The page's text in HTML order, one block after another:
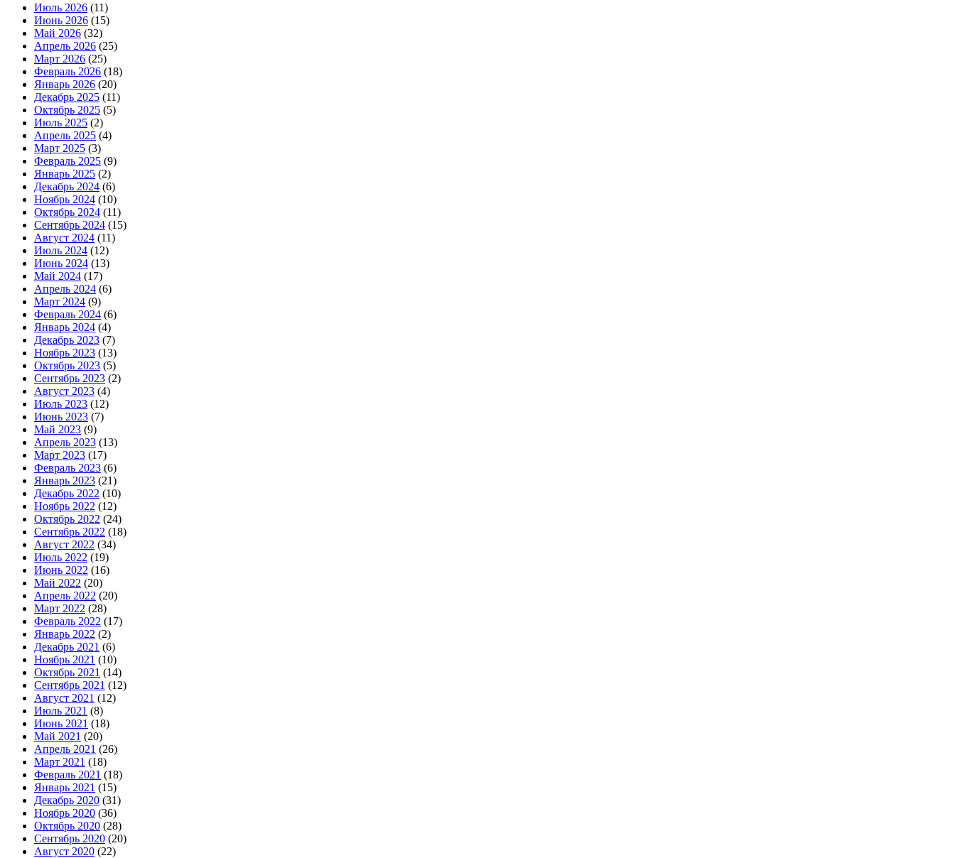
Июль 2026 (11)
Июнь 2026 (15)
Май 2026 (32)
Апрель 2026 (25)
Март 2026 (25)
Февраль 2026 (18)
Январь 2026 (20)
Декабрь 2025 (11)
Октябрь 2025 (5)
Июль 2025 (2)
Апрель 2025 (4)
Март 2025 (3)
Февраль 2025 (9)
Январь 2025 (2)
Декабрь 2024 (6)
Ноябрь 2024 (10)
Октябрь 2024 (11)
Сентябрь 2024 (15)
Август 2024 (11)
Июль 2024 (12)
Июнь 2024 (13)
Май 2024 (17)
Апрель 2024 (6)
Март 2024 (9)
Февраль 2024 (6)
Январь 2024 (4)
Декабрь 2023 (7)
Ноябрь 2023 (13)
Октябрь 2023 (5)
Сентябрь 2023 (2)
Август 2023 (4)
Июль 2023 (12)
Июнь 2023 (7)
Май 2023 (9)
Апрель 2023 (13)
Март 2023 (17)
Февраль 2023 (6)
Январь 2023 (21)
Декабрь 2022 (10)
Ноябрь 2022 (12)
Октябрь 2022 (24)
Сентябрь 2022 (18)
Август 2022 (34)
Июль 2022 (19)
Июнь 2022 (16)
Май 2022 (20)
Апрель 2022 (20)
Март 2022 (28)
Февраль 2022 (17)
Январь 2022 (2)
Декабрь 2021 (6)
Ноябрь 2021 (10)
Октябрь 2021 (14)
Сентябрь 2021 (12)
Август 2021 (12)
Июль 2021 (8)
Июнь 2021 (18)
Май 2021 (20)
Апрель 2021 (26)
Март 2021 (18)
Февраль 2021 (18)
Январь 2021 (15)
Декабрь 2020 (31)
Ноябрь 2020 (36)
Октябрь 2020 (28)
Сентябрь 2020 (20)
Август 2020 (22)